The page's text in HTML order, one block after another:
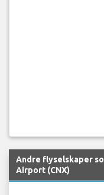
Andre flyselskaper
Airport (CNX)